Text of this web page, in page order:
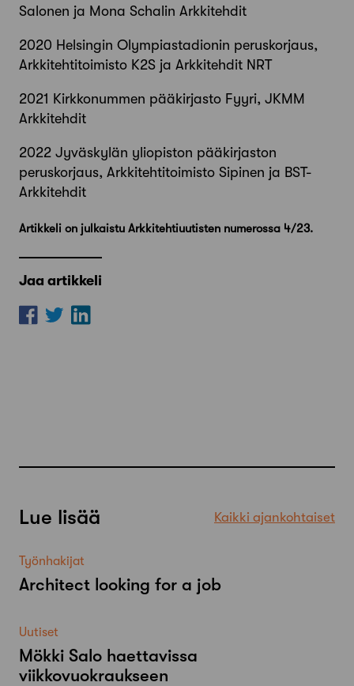
Salonen ja Mona Schalin Arkkitehdit
2020 Helsingin Olympiastadionin peruskorjaus,
Arkkitehtitoimisto K2S ja Arkkitehdit NRT
2021 Kirkkonummen pääkirjasto Fyyri, JKMM
Arkkitehdit
2022 Jyväskylän yliopiston pääkirjaston
peruskorjaus, Arkkitehtitoimisto Sipinen ja BST-
Arkkitehdit
Artikkeli on julkaistu Arkkitehtiuutisten numerossa 4/23.
Jaa artikkeli
Lue lisää Kaikki ajankohtaiset
Työnhakijat
Architect looking for a job
Uutiset
Mökki Salo haettavissa
viikkovuokraukseen